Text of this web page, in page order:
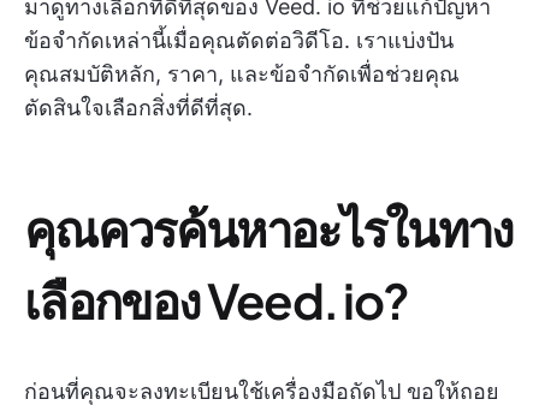
มาดูทางเลือกที่ดีที่สุดของ Veed. io ที่ช่วยแก้ปัญหา
ข้อจำกัดเหล่านี้เมื่อคุณตัดต่อวิดีโอ. เราแบ่งปัน
คุณสมบัติหลัก, ราคา, และข้อจำกัดเพื่อช่วยคุณ
ตัดสินใจเลือกสิ่งที่ดีที่สุด.
คุณควรค้นหาอะไรในทาง
เลือกของ Veed. io?
ก่อนที่คุณจะลงทะเบียนใช้เครื่องมือถัดไป ขอให้ถอย